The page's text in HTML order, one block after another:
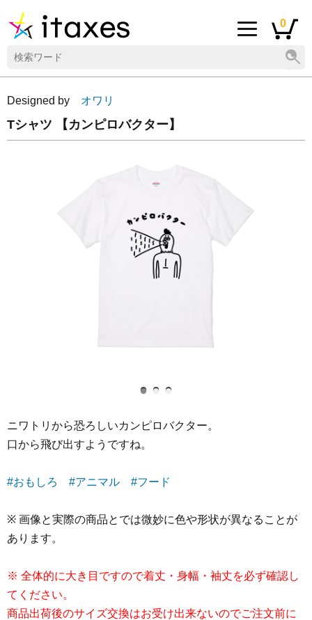
0
Designed by オワリ
Tシャツ 【カンピロバクター】
ニワトリから恐ろしいカンピロバクター。
口から飛び出すようですね。
#おもしろ #アニマル #フード
※ 画像と実際の商品とでは微妙に色や形状が異なることが
あります。
※ 全体的に大き目ですので着丈・身幅・袖丈を必ず確認し
てください。
商品出荷後のサイズ交換はお受け出来ないのでご注文前に